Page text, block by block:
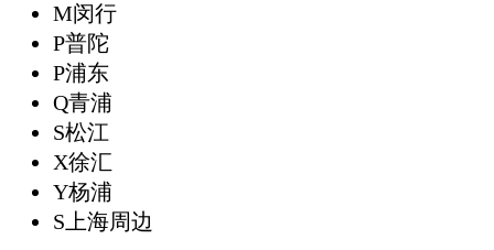
M闵行
P普陀
P浦东
Q青浦
S松江
X徐汇
Y杨浦
S上海周边